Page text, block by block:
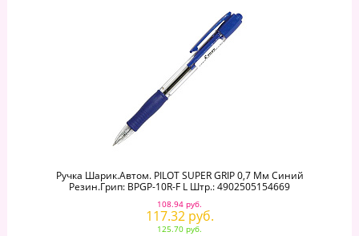
Ручка Шарик.автом. PILOT SUPER GRIP 0,7 Мм Синий
Резин.грип: BPGP-10R-F L Штр.: 4902505154669
108.94 руб.
117.32 руб.
125.70 руб.